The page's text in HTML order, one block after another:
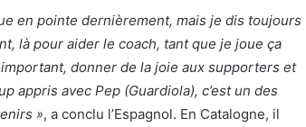
en pointe dernièrement, mais je dis toujours
là pour aider le coach, tant que je joue ça
donner de la joie aux supporters et
appris avec Pep (Guardiola), c’est un des
», a conclu l’Espagnol. En Catalogne, il